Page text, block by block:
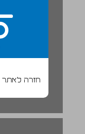
חזרה לאתר
פרק 2 ... 24